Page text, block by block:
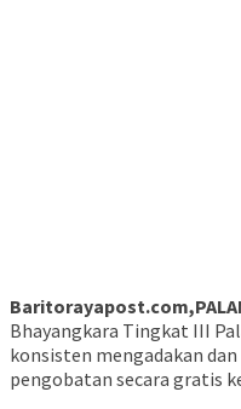
Bhayangkara Tingkat III
konsisten mengadakan
pengobatan secara gratis